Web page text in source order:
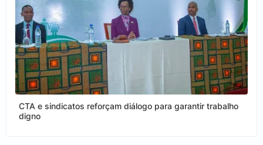
CTA e sindicatos reforçam diálogo para garantir trabalho
digno